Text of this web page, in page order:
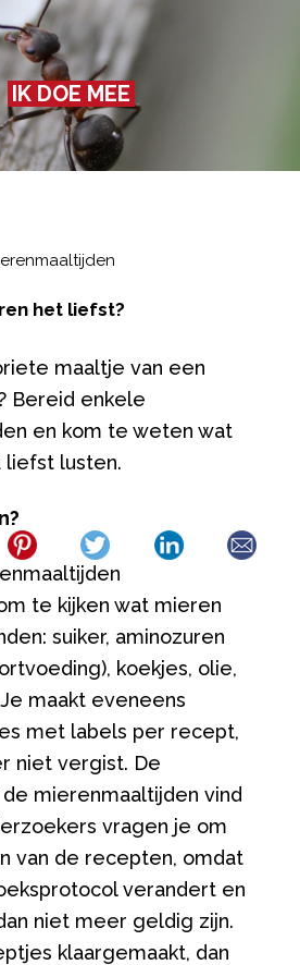
Jump to navigation
IK DOE MEE
het liefst?
maaltje van een
Bereid enkele
en kom te weten wat
lusten.
te kijken wat mieren
suiker, aminozuren
koekjes, olie,
maakt eveneens
met labels per recept,
niet vergist. De
mierenmaaltijden vind
vragen je om
van de recepten, omdat
verandert en
niet meer geldig zijn.
klaargemaakt, dan